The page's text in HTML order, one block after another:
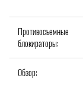
Противосъемные
блокираторы:
Обзор: